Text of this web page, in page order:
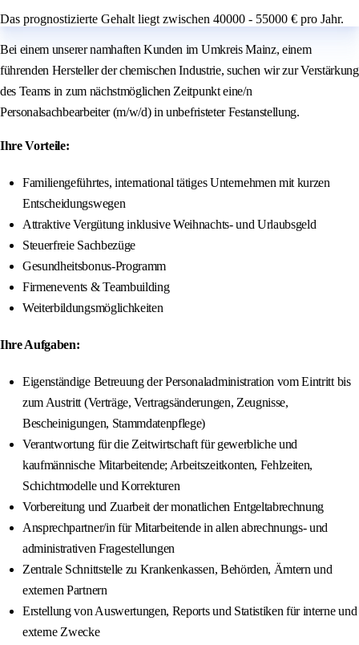
Das prognostizierte Gehalt liegt zwischen 40000 - 55000 € pro Jahr.
Bei einem unserer namhaften Kunden im Umkreis Mainz, einem
führenden Hersteller der chemischen Industrie, suchen wir zur Verstärkung
des Teams in zum nächstmöglichen Zeitpunkt eine/n
Personalsachbearbeiter (m/w/d) in unbefristeter Festanstellung.
Ihre Vorteile:
Familiengeführtes, international tätiges Unternehmen mit kurzen
Entscheidungswegen
Attraktive Vergütung inklusive Weihnachts- und Urlaubsgeld
Steuerfreie Sachbezüge
Gesundheitsbonus-Programm
Firmenevents & Teambuilding
Weiterbildungsmöglichkeiten
Ihre Aufgaben:
Eigenständige Betreuung der Personaladministration vom Eintritt bis
zum Austritt (Verträge, Vertragsänderungen, Zeugnisse,
Bescheinigungen, Stammdatenpflege)
Verantwortung für die Zeitwirtschaft für gewerbliche und
kaufmännische Mitarbeitende; Arbeitszeitkonten, Fehlzeiten,
Schichtmodelle und Korrekturen
Vorbereitung und Zuarbeit der monatlichen Entgeltabrechnung
Ansprechpartner/in für Mitarbeitende in allen abrechnungs- und
administrativen Fragestellungen
Zentrale Schnittstelle zu Krankenkassen, Behörden, Ämtern und
externen Partnern
Erstellung von Auswertungen, Reports und Statistiken für interne und
externe Zwecke